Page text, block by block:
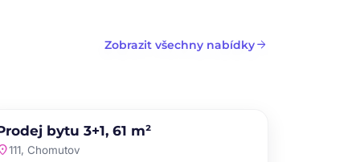
Zobrazit všechny nabídkyarrow_forward
NOVINKA
bytu 3+1, 61 m²
111, Chomutov